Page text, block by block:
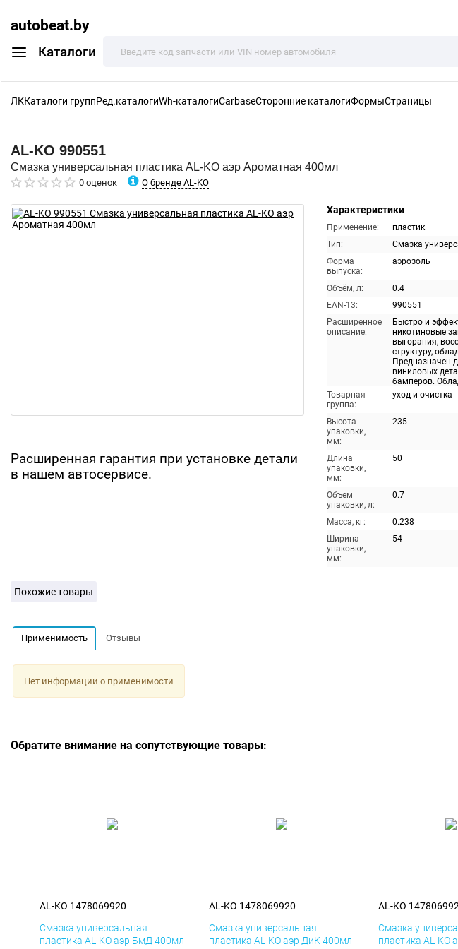
autobeat.by
Каталоги
ЛККаталоги группРед.каталогиWh-каталогиCarbaseСторонние каталогиФормыСтраницы
AL-KO 990551
Смазка универсальная пластика AL-KO аэр Ароматная 400мл
0 оценок О бренде AL-KO
Расширенная гарантия при установке детали
в нашем автосервисе.
Характеристики
Применение:
пластик
Тип:
Смазка
Форма
выпуска:
аэрозоль
Объём, л:
0.4
EAN-13:
990551
Расширенное
описание:
Быстро и
никотиновые
выгорания,
структуру,
Предназначен
виниловых
бамперов.
Товарная
группа:
уход и очистка
Высота
упаковки,
мм:
235
Длина
упаковки,
мм:
50
Объем
упаковки, л:
0.7
Масса, кг:
0.238
Ширина
упаковки,
мм:
54
Похожие товары
Применимость Отзывы
Нет информации о применимости
Обратите внимание на сопутствующие товары:
AL-KO 1478069920
Смазка универсальная
пластика AL-KO аэр БмД 400мл
AL-KO 1478069920
Смазка универсальная
пластика AL-KO аэр ДиК 400мл
AL-KO
Смазка
пластика AL-KO